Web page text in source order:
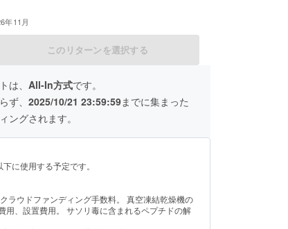
年11月
このリターンを選択する
は、 All-In方式です。
ず、 2025/10/21 23:59:59までに集まった
ングされます。
に使用する予定です。
ラウドファンディング手数料。 真空凍結乾燥機の
用、設置費用。 サソリ毒に含まれるペプチドの解